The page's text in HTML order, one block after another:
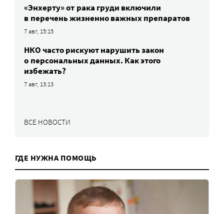
«Энхерту» от рака груди включили
в перечень жизненно важных препаратов
7 авг, 15:15
НКО часто рискуют нарушить закон
о персональных данных. Как этого
избежать?
7 авг, 13:13
ВСЕ НОВОСТИ
ГДЕ НУЖНА ПОМОЩЬ